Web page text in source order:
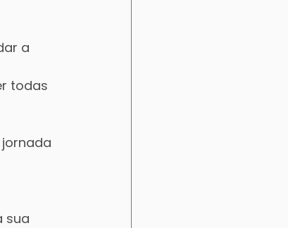
a
todas
sua